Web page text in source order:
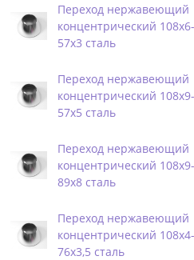
Переход нержавеющий
концентрический 108х6-
57х3 сталь
Переход нержавеющий
концентрический 108х9-
57х5 сталь
Переход нержавеющий
концентрический 108х9-
89х8 сталь
Переход нержавеющий
концентрический 108х4-
76х3,5 сталь